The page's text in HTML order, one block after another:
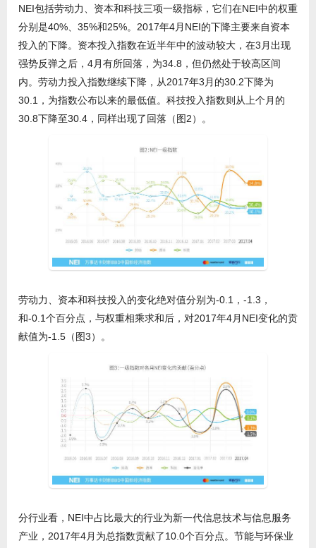
NEI包括劳动力、资本和科技三项一级指标，它们在NEI中的权重
分别是40%、35%和25%。2017年4月NEI的下降主要来自资本
投入的下降。资本投入指数在近半年中的波动较大，在3月出现
强势反弹之后，4月有所回落，为34.8，但仍然处于较高区间
内。劳动力投入指数继续下降，从2017年3月的30.2下降为
30.1，为指数公布以来的最低值。科技投入指数则从上个月的
30.8下降至30.4，同样出现了回落（图2）。
劳动力、资本和科技投入的变化绝对值分别为-0.1，-1.3，
和-0.1个百分点，与权重相乘求和后，对2017年4月NEI变化的贡
献值为-1.5（图3）。
分行业看，NEI中占比最大的行业为新一代信息技术与信息服务
产业，2017年4月为总指数贡献了10.0个百分点。节能与环保业